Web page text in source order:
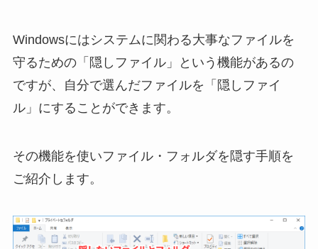
Windowsにはシステムに関わる大事なファイルを
守るための「隠しファイル」という機能があるの
ですが、自分で選んだファイルを「隠しファイ
ル」にすることができます。
その機能を使いファイル・フォルダを隠す手順を
ご紹介します。